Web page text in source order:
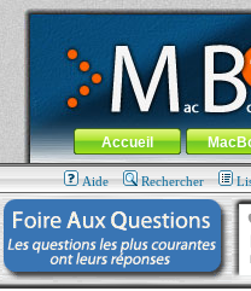
MacBook-fr.com : 100% Apple... 100%
Aller au contenu-Aller au menu
Menu général
Accueil
Aide Rechercher